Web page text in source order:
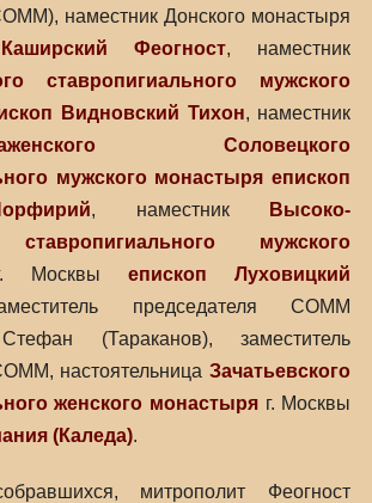
наместник Донского монастыря
Феогност, наместник
ставропигиального мужского
Видновский Тихон, наместник
Соловецкого
мужского монастыря епископ
, наместник
Высоко-
ставропигиального мужского
Москвыепископ Луховицкий
председателя СОММ
(Тараканов), заместитель
настоятельницаЗачатьевского
женского монастыря г. Москвы
(Каледа).
митрополит Феогност